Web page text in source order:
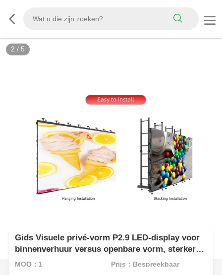
2 / 5
Gids Visuele privé-vorm P2.9 LED-display voor
binnenverhuur versus openbare vorm, sterkere
anti-botsingskast
MOQ：1 Prijs：Bespreekbaar